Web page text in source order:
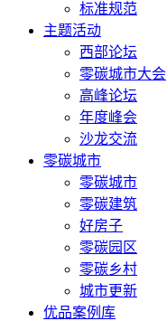
标准规范
主题活动
西部论坛
零碳城市大会
高峰论坛
年度峰会
沙龙交流
零碳城市
零碳城市
零碳建筑
好房子
零碳园区
零碳乡村
城市更新
优品案例库